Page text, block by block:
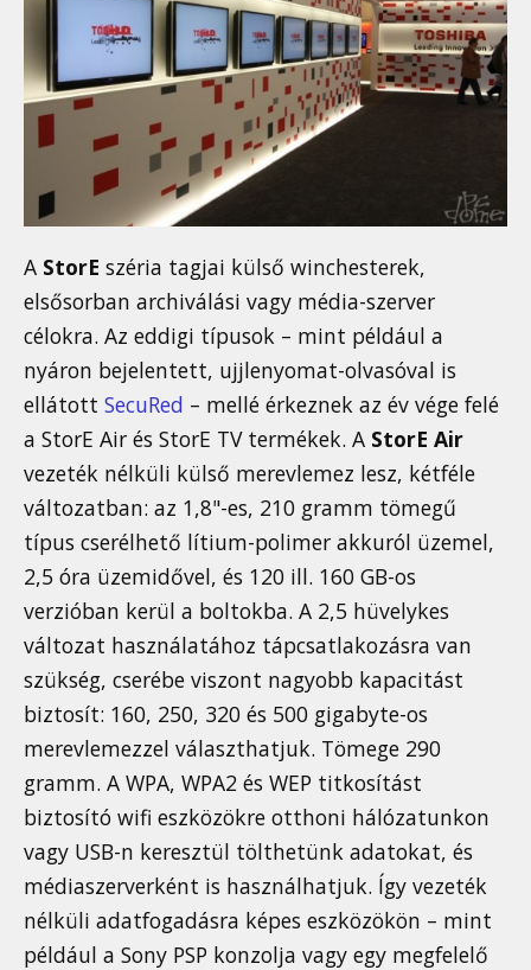
A StorE széria tagjai külső winchesterek,
elsősorban archiválási vagy média-szerver
célokra. Az eddigi típusok – mint például a
nyáron bejelentett, ujjlenyomat-olvasóval is
ellátott SecuRed – mellé érkeznek az év vége felé
a StorE Air és StorE TV termékek. A StorE Air
vezeték nélküli külső merevlemez lesz, kétféle
változatban: az 1,8"-es, 210 gramm tömegű
típus cserélhető lítium-polimer akkuról üzemel,
2,5 óra üzemidővel, és 120 ill. 160 GB-os
verzióban kerül a boltokba. A 2,5 hüvelykes
változat használatához tápcsatlakozásra van
szükség, cserébe viszont nagyobb kapacitást
biztosít: 160, 250, 320 és 500 gigabyte-os
merevlemezzel választhatjuk. Tömege 290
gramm. A WPA, WPA2 és WEP titkosítást
biztosító wifi eszközökre otthoni hálózatunkon
vagy USB-n keresztül tölthetünk adatokat, és
médiaszerverként is használhatjuk. Így vezeték
nélküli adatfogadásra képes eszközökön – mint
például a Sony PSP konzolja vagy egy megfelelő